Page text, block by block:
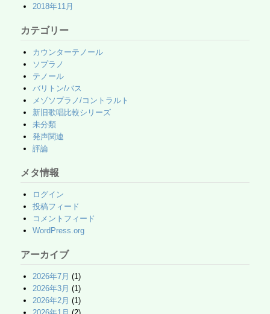
2018年11月
カテゴリー
カウンターテノール
ソプラノ
テノール
バリトン/バス
メゾソプラノ/コントラルト
新旧歌唱比較シリーズ
未分類
発声関連
評論
メタ情報
ログイン
投稿フィード
コメントフィード
WordPress.org
アーカイブ
2026年7月 (1)
2026年3月 (1)
2026年2月 (1)